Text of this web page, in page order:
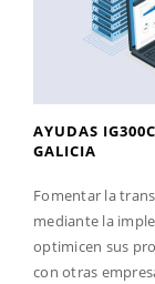
AYUDAS
GALICIA
Fomentar la
mediante la
optimicen sus
con otras